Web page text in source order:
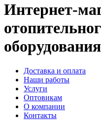
Интернет-
Доставка и оплата
Наши работы
Услуги
Оптовикам
О компании
Контакты